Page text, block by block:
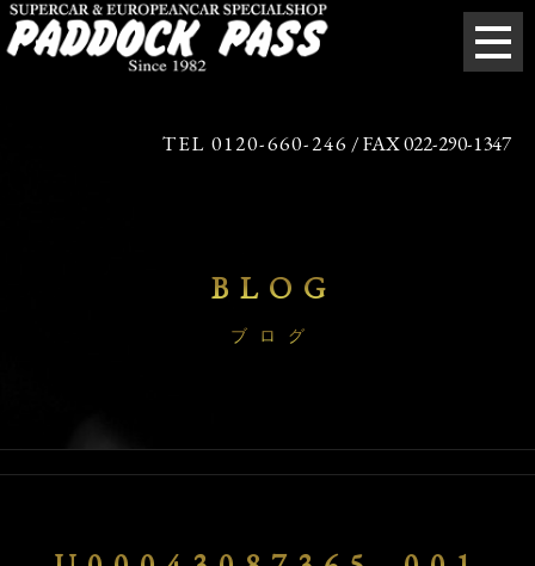
TEL 0120-660-246 / FAX 022-290-1347
BLOG
ブログ